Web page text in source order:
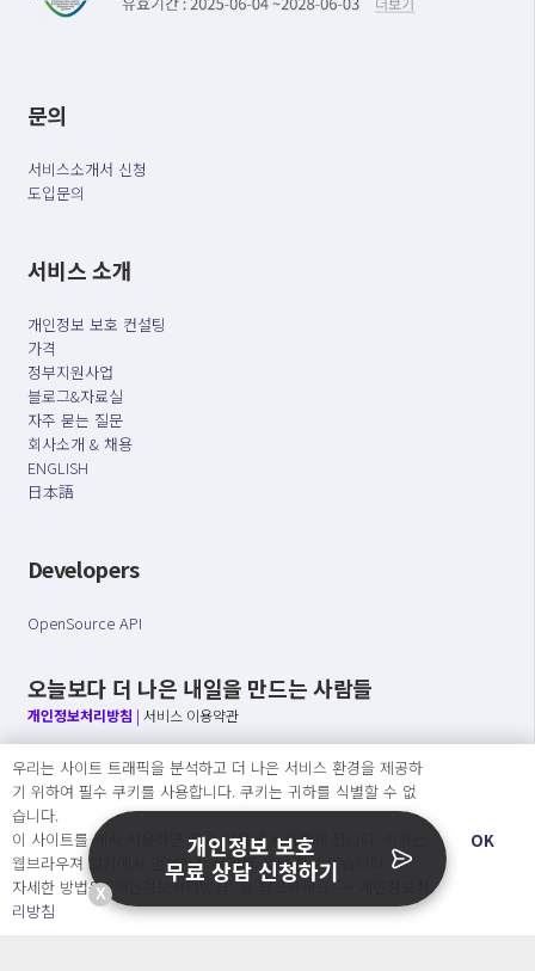
문의
서비스소개서 신청
도입문의
서비스 소개
개인정보 보호 컨설팅
가격
정부지원사업
블로그&자료실
자주 묻는 질문
회사소개 & 채용
ENGLISH
日本語
Developers
OpenSource API
오늘보다 더 나은 내일을 만드는 사람들
개인정보처리방침 | 서비스 이용약관
○ 개인정보보호 컴플라이언스를 선도하겠습니다.
○ 정보주체의 권리를 보장하겠습니다.
○ 기업의 개인정보보호를 위한 효율적 관리를 보장하겠습니다.
Copyright Ⓒ
2026 O.NE PEOPLE Co., Ltd. All rights reserved.
우리는 사이트 트래픽을 분석하고 더 나은 서비스 환경을 제공하
기 위하여 필수 쿠키를 사용합니다. 쿠키는 귀하를 식별할 수 없
습니다.
이 사이트를 계속 사용하면 쿠키 사용에 동의하게 됩니다. 귀하는
웹브라우져 설정에서 언제든지 쿠키를 삭제 할 수있습니다.
자세한 방법은 “개인정보처리방침” 을 참고하세요. →
리방침
OK
X
개인정보 보호
무료 상담 신청하기